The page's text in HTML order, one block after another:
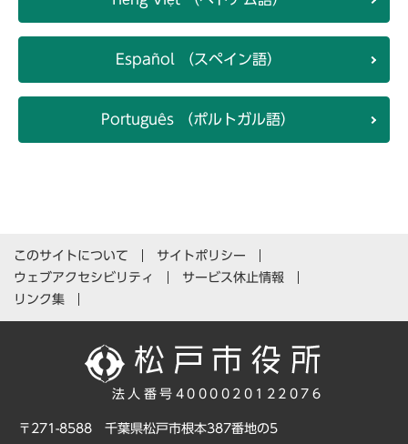
Español （スペイン語）
Português （ポルトガル語）
このサイトについて
サイトポリシー
ウェブアクセシビリティ
サービス休止情報
リンク集
法人番号4000020122076
〒271-8588 千葉県松戸市根本387番地の5